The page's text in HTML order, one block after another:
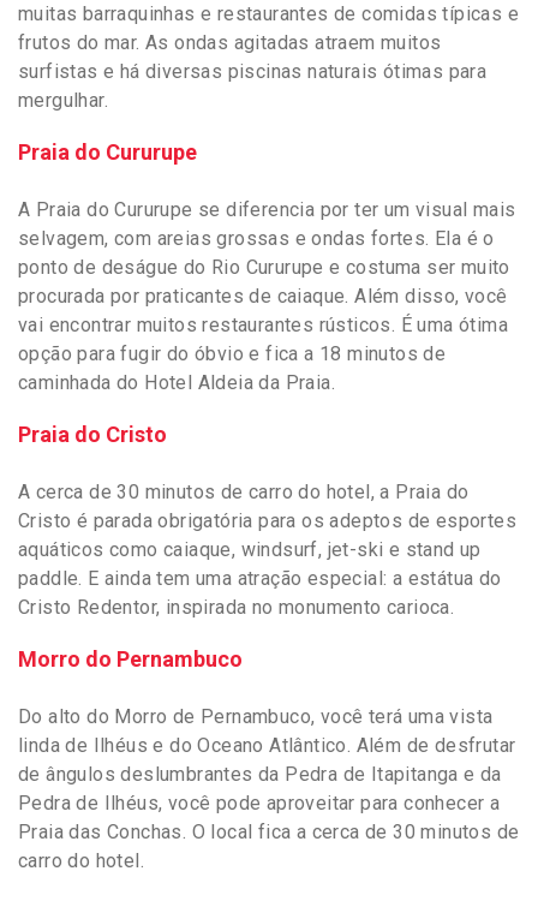
muitas barraquinhas e restaurantes de comidas típicas e
frutos do mar. As ondas agitadas atraem muitos
surfistas e há diversas piscinas naturais ótimas para
mergulhar.
Praia do Cururupe
A Praia do Cururupe se diferencia por ter um visual mais
selvagem, com areias grossas e ondas fortes. Ela é o
ponto de deságue do Rio Cururupe e costuma ser muito
procurada por praticantes de caiaque. Além disso, você
vai encontrar muitos restaurantes rústicos. É uma ótima
opção para fugir do óbvio e fica a 18 minutos de
caminhada do Hotel Aldeia da Praia.
Praia do Cristo
A cerca de 30 minutos de carro do hotel, a Praia do
Cristo é parada obrigatória para os adeptos de esportes
aquáticos como caiaque, windsurf, jet-ski e stand up
paddle. E ainda tem uma atração especial: a estátua do
Cristo Redentor, inspirada no monumento carioca.
Morro do Pernambuco
Do alto do Morro de Pernambuco, você terá uma vista
linda de Ilhéus e do Oceano Atlântico. Além de desfrutar
de ângulos deslumbrantes da Pedra de Itapitanga e da
Pedra de Ilhéus, você pode aproveitar para conhecer a
Praia das Conchas. O local fica a cerca de 30 minutos de
carro do hotel.